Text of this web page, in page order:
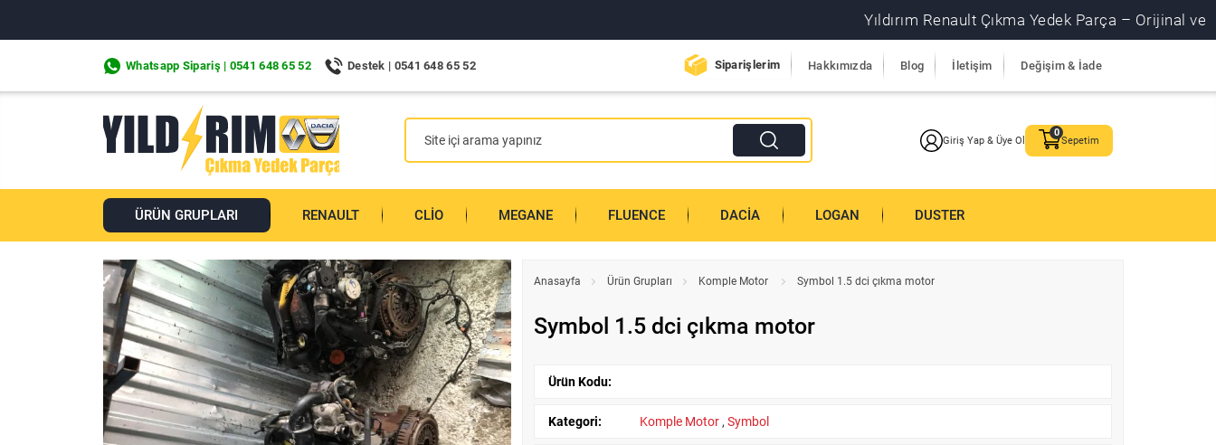
Yıldırım Renault Çıkma Yedek Parça – Orijinal ve
Whatsapp Sipariş | 0541 648 65 52 Destek | 0541 648 65 52 Siparişlerim Hakkımızda Blog İletişim Değişim & İade
Giriş Yap & Üye Ol Sepetim
ÜRÜN GRUPLARI RENAULT CLIO MEGANE FLUENCE DACIA LOGAN DUSTER
Anasayfa Ürün Grupları Komple Motor Symbol 1.5 dci çıkma motor
Symbol 1.5 dci çıkma motor
Ürün Kodu:
Kategori: Komple Motor ,Symbol